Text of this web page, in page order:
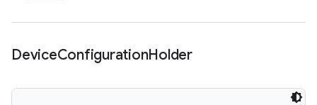
DeviceConfigurationHolder